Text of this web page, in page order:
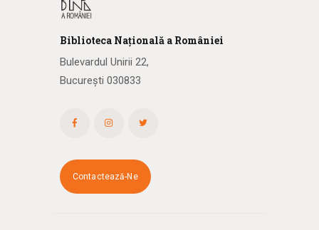
Biblioteca Națională a României
Bulevardul Unirii 22,
București 030833
Contactează-Ne